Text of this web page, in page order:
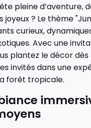
pleine d’aventure,
joyeux ? Le thème
curieux,
Avec une
plantez le décor
invités dans une
forêt tropicale.